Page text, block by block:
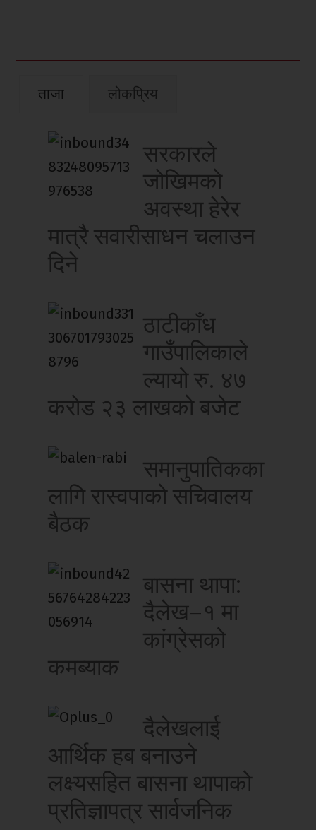
ताजा लोकप्रिय
सरकारले
जोखिमको
अवस्था हेरेर
मात्रै सवारीसाधन चलाउन
दिने
ठाटीकाँध
गाउँपालिकाले
ल्यायो रु. ४७
करोड २३ लाखको बजेट
समानुपातिकका
लागि रास्वपाको सचिवालय
बैठक
बासना थापा:
दैलेख–१ मा
कांग्रेसको
कमब्याक
दैलेखलाई
आर्थिक हब बनाउने
लक्ष्यसहित बासना थापाको
प्रतिज्ञापत्र सार्वजनिक